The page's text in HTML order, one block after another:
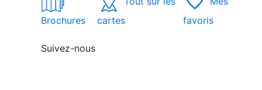
Brochures
cartes
favoris
Suivez-nous